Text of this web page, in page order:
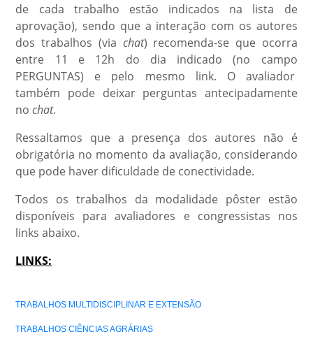
de cada trabalho estão indicados na lista de
aprovação), sendo que a interação com os autores
dos trabalhos (via chat) recomenda-se que ocorra
entre 11 e 12h do dia indicado (no campo
PERGUNTAS) e pelo mesmo link. O avaliador
também pode deixar perguntas antecipadamente
nochat.
Ressaltamos que a presença dos autores não é
obrigatória no momento da avaliação, considerando
que pode haver dificuldade de conectividade.
Todos os trabalhos da modalidade pôster estão
disponíveis para avaliadores e congressistas nos
links abaixo.
LINKS:
TRABALHOS MULTIDISCIPLINAR E EXTENSÃO
TRABALHOS CIÊNCIAS AGRÁRIAS